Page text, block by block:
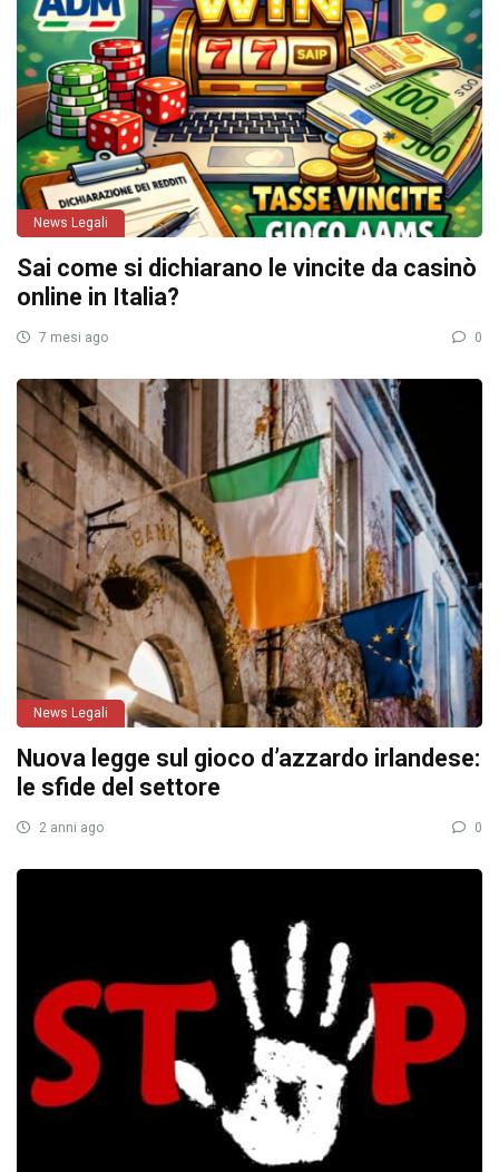
News Legali
Sai come si dichiarano le vincite da casinò
online in Italia?
7 mesi ago 0
News Legali
Nuova legge sul gioco d’azzardo irlandese:
le sfide del settore
2 anni ago 0